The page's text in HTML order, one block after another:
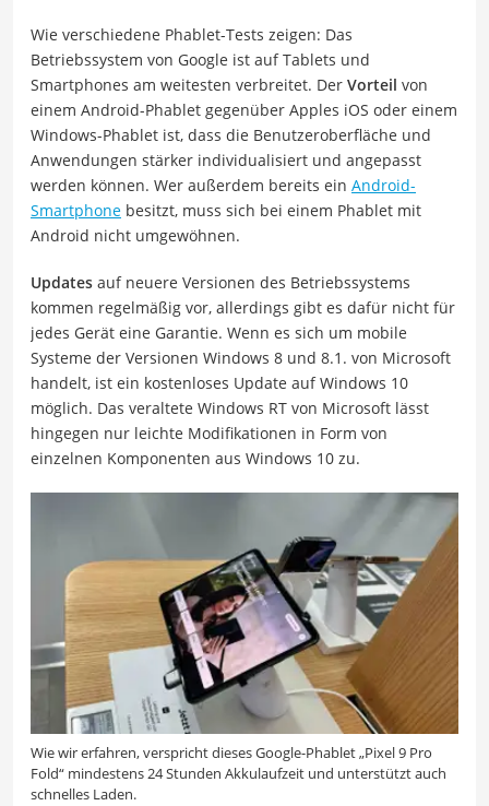
Wie verschiedene Phablet-Tests zeigen: Das
Betriebssystem von Google ist auf Tablets und
Smartphones am weitesten verbreitet. Der Vorteil von
einem Android-Phablet gegenüber Apples iOS oder einem
Windows-Phablet ist, dass die Benutzeroberfläche und
Anwendungen stärker individualisiert und angepasst
werden können. Wer außerdem bereits ein Android-
Smartphone besitzt, muss sich bei einem Phablet mit
Android nicht umgewöhnen.
Updates auf neuere Versionen des Betriebssystems
kommen regelmäßig vor, allerdings gibt es dafür nicht für
jedes Gerät eine Garantie. Wenn es sich um mobile
Systeme der Versionen Windows 8 und 8.1. von Microsoft
handelt, ist ein kostenloses Update auf Windows 10
möglich. Das veraltete Windows RT von Microsoft lässt
hingegen nur leichte Modifikationen in Form von
einzelnen Komponenten aus Windows 10 zu.
Wie wir erfahren, verspricht dieses Google-Phablet „Pixel 9 Pro
Fold“ mindestens 24 Stunden Akkulaufzeit und unterstützt auch
schnelles Laden.